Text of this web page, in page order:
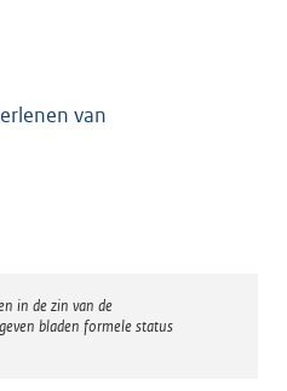
van
in de zin van de
bladen formele status